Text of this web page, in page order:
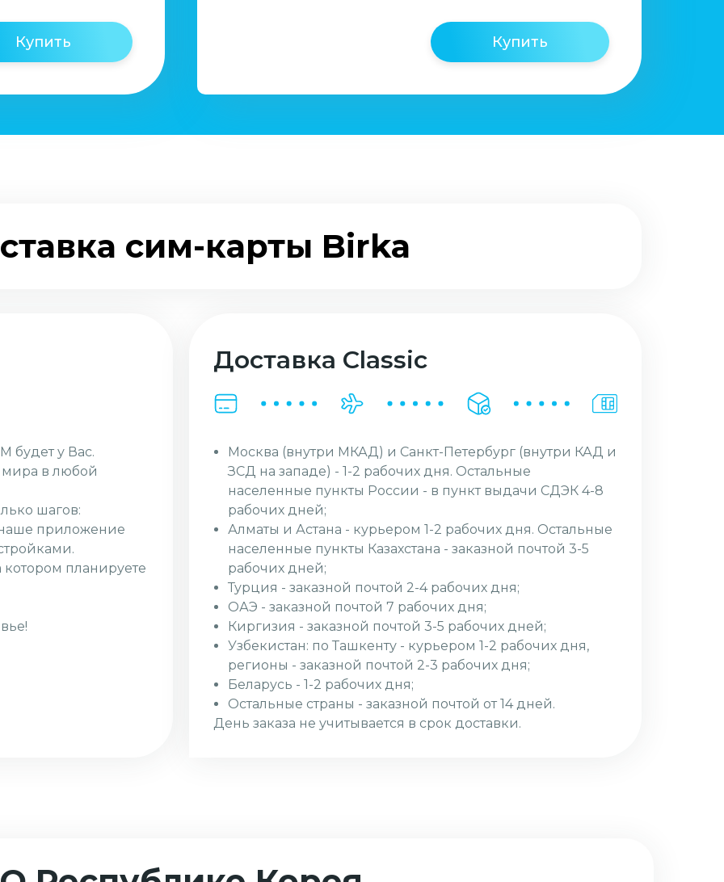
Купить Купить
сим-карты Birka
будет у Вас.
мира в любой
шагов:
наше приложение
котором планируете
Доставка Classic
Москва (внутри МКАД) и Санкт-Петербург (внутри КАД и
ЗСД на западе) - 1-2 рабочих дня. Остальные
населенные пункты России - в пункт выдачи СДЭК 4-8
рабочих дней;
Алматы и Астана - курьером 1-2 рабочих дня. Остальные
населенные пункты Казахстана - заказной почтой 3-5
рабочих дней;
Турция - заказной почтой 2-4 рабочих дня;
ОАЭ - заказной почтой 7 рабочих дня;
Киргизия - заказной почтой 3-5 рабочих дней;
Узбекистан: по Ташкенту - курьером 1-2 рабочих дня,
регионы - заказной почтой 2-3 рабочих дня;
Беларусь - 1-2 рабочих дня;
Остальные страны - заказной почтой от 14 дней.
День заказа не учитывается в срок доставки.